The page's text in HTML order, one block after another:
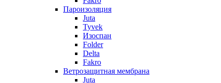
Пароизоляция
Juta
Tyvek
Изоспан
Folder
Delta
Fakro
Ветрозащитная мембрана
Juta